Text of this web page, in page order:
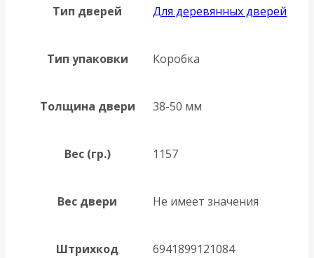
Тип дверей Для деревянных дверей
Тип упаковки Коробка
Толщина двери 38-50 мм
Вес (гр.) 1157
Вес двери Не имеет значения
Штрихкод 6941899121084